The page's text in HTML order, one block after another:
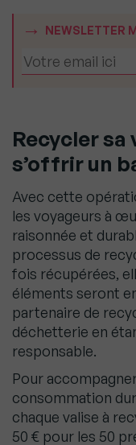
NEWSLETTER
Recycler sa
s’offrir un
Avec cette
les voyageurs à
raisonnée et
processus de
fois récupérées,
éléments seront
partenaire de
déchetterie en
responsable.
Pour
consommation
chaque valise à
50 € pour les 50